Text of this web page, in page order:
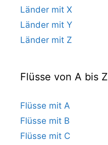
Länder mit X
Länder mit Y
Länder mit Z
Flüsse von A bis Z
Flüsse mit A
Flüsse mit B
Flüsse mit C